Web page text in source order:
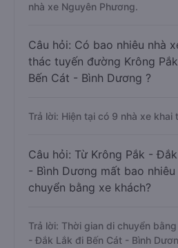
nhà xe Nguyên Phương.
Câu hỏi: Có bao nhiêu nhà
thác tuyến đường Krông
Bến Cát - Bình Dương ?
Trả lời: Hiện tại có 9 nhà xe
Câu hỏi: Từ Krông Pắk -
- Bình Dương mất bao
chuyển bằng xe khách?
Trả lời: Thời gian di chuyển
- Đắk Lắk đi Bến Cát - Bình